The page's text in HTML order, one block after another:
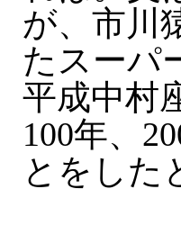
が、市川
たスーパ
平成中村
100年、
とをした